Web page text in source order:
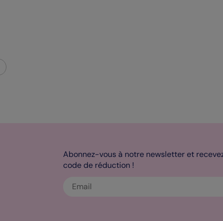
Abonnez-vous à notre newsletter et
code de réduction !